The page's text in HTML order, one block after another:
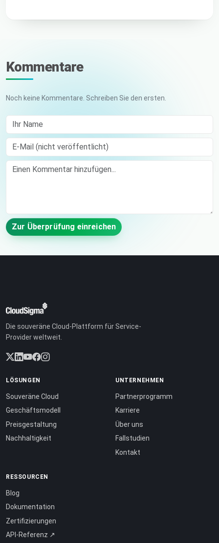
Kommentare
Noch keine Kommentare. Schreiben Sie den ersten.
Ihr Name
E-Mail (nicht veröffentlicht)
Comment
Zur Überprüfung einreichen
Die souveräne Cloud-Plattform für Service-
Provider weltweit.
LÖSUNGEN
Souveräne Cloud
Geschäftsmodell
Preisgestaltung
Nachhaltigkeit
UNTERNEHMEN
Partnerprogramm
Karriere
Über uns
Fallstudien
Kontakt
RESSOURCEN
Blog
Dokumentation
Zertifizierungen
API-Referenz ↗